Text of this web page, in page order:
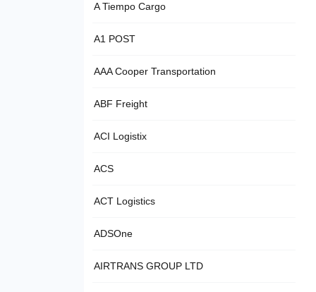
A Tiempo Cargo
A1 POST
AAA Cooper Transportation
ABF Freight
ACI Logistix
ACS
ACT Logistics
ADSOne
AIRTRANS GROUP LTD